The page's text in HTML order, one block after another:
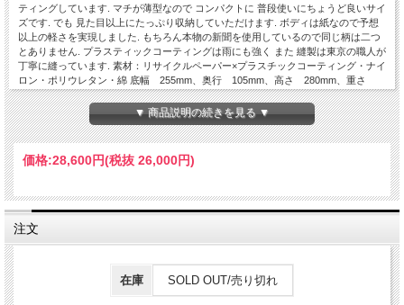
ティングしています. マチが薄型なので コンパクトに 普段使いにちょうど良いサイ
ズです. でも 見た目以上にたっぷり収納していただけます. ボディは紙なので予想
以上の軽さを実現しました. もちろん本物の新聞を使用しているので同じ柄は二つ
とありません. プラスティックコーティングは雨にも強く また 縫製は東京の職人が
丁寧に縫っています. 素材：リサイクルペーパー×プラスチックコーティング・ナイ
ロン・ポリウレタン・綿 底幅 255mm、奥行 105mm、高さ 280mm、重さ
400g 日本製
▼ 商品説明の続きを見る ▼
価格:28,600円(税抜 26,000円)
注文
在庫 SOLD OUT/売り切れ